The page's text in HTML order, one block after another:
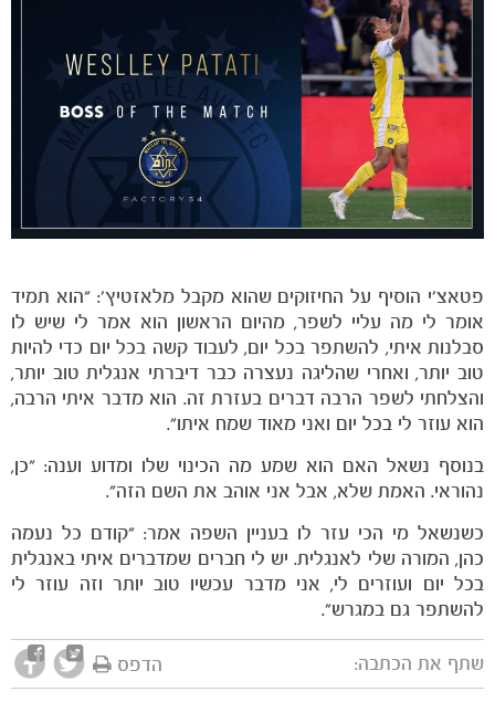
ותוצאות
פטאצ'י הוסיף על החיזוקים שהוא מקבל מלאזטיץ': "הוא תמיד
אומר לי מה עליי לשפר, מהיום הראשון הוא אמר לי שיש לו
סבלנות איתי, להשתפר בכל יום, לעבוד קשה בכל יום כדי להיות
טוב יותר, ואחרי שהליגה נעצרה כבר דיברתי אנגלית טוב יותר,
והצלחתי לשפר הרבה דברים בעזרת זה. הוא מדבר איתי הרבה,
הוא עוזר לי בכל יום ואני מאוד שמח איתו".
בנוסף נשאל האם הוא שמע מה הכינוי שלו ומדוע וענה: "כן,
נהוראי. האמת שלא, אבל אני אוהב את השם הזה".
כשנשאל מי הכי עזר לו בעניין השפה אמר: "קודם כל נעמה
כהן, המורה שלי לאנגלית. יש לי חברים שמדברים איתי באנגלית
בכל יום ועוזרים לי, אני מדבר עכשיו טוב יותר וזה עוזר לי
להשתפר גם במגרש".
שתף את הכתבה: הדפס